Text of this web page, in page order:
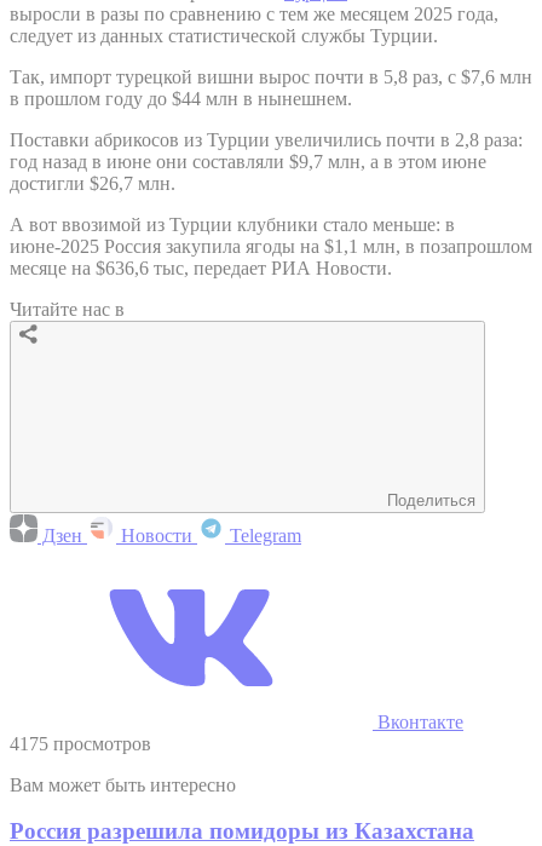
выросли в разы по сравнению с тем же месяцем 2025 года,
следует из данных статистической службы Турции.
Так, импорт турецкой вишни вырос почти в 5,8 раз, с $7,6 млн
в прошлом году до $44 млн в нынешнем.
Поставки абрикосов из Турции увеличились почти в 2,8 раза:
год назад в июне они составляли $9,7 млн, а в этом июне
достигли $26,7 млн.
А вот ввозимой из Турции клубники стало меньше: в
июне-2025 Россия закупила ягоды на $1,1 млн, в позапрошлом
месяце на $636,6 тыс, передает РИА Новости.
Читайте нас в
Поделиться
Дзен Новости Telegram
Вконтакте
4175 просмотров
Вам может быть интересно
Россия разрешила помидоры из Казахстана